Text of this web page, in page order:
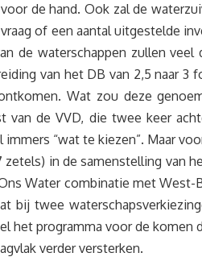
de hand. Ook zal de
of een aantal uitgestelde
de waterschappen zullen veel
van het DB van 2,5 naar 3
Wat zou deze
de VVD, die twee keer
“wat te kiezen”. Maar
in de samenstelling van
Water combinatie met
bij twee
programma voor de komen
verder versterken.